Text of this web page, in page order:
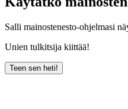
Salli mainostenesto-ohjelmasi
Unien tulkitsija kiittää!
Teen sen heti!